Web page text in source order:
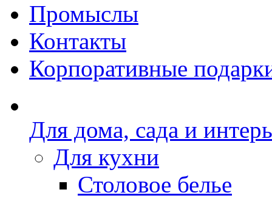
Промыслы
Контакты
Корпоративные
Для дома, сада и
Для кухни
Столовое белье